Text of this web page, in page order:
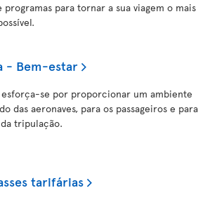
programas para tornar a sua viagem o mais
- Bem-estar
esforça-se por proporcionar um ambiente
das aeronaves, para os passageiros e para
tripulação.
tarifárias